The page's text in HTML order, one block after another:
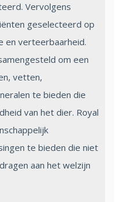
Vervolgens
geselecteerd op
en verteerbaarheid.
om een
vetten,
te bieden die
van het dier. Royal
te bieden die niet
aan het welzijn